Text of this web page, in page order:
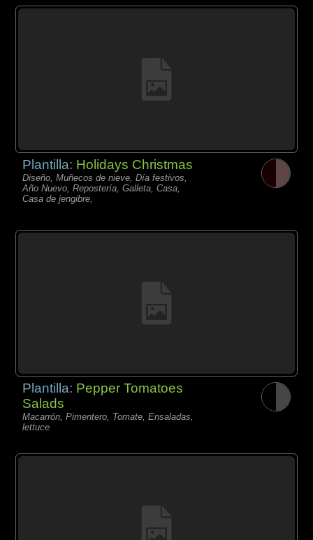
Plantilla: Holidays Christmas
Diseño, Muñecos de nieve, Día festivos,
Año Nuevo, Repostería, Galleta, Casa,
Casa de jengibre,
Plantilla: Pepper Tomatoes
Salads
Macarrón, Pimentero, Tomate, Ensaladas,
lettuce